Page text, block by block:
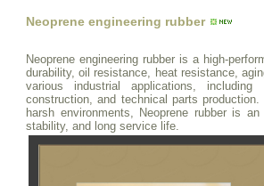
Neoprene engineering rubber
Neoprene engineering rubber is a high-
durability, oil resistance, heat resistance,
various industrial applications, including
construction, and technical parts
harsh environments, Neoprene rubber is
stability, and long service life.